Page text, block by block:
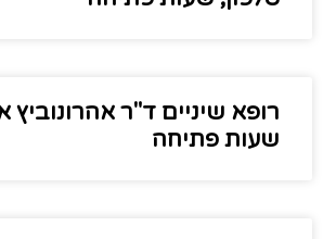
רופא שיניים ד"ר אהרונוביץ
שעות פתיחה